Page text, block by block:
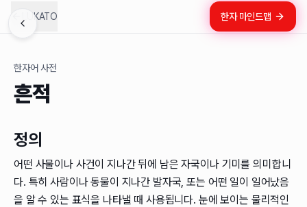
LUKATO 한자 마인드맵
한자어 사전
흔적
정의
어떤 사물이나 사건이 지나간 뒤에 남은 자국이나 기미를 의미합니
다. 특히 사람이나 동물이 지나간 발자국, 또는 어떤 일이 일어났음
을 알 수 있는 표식을 나타낼 때 사용됩니다. 눈에 보이는 물리적인